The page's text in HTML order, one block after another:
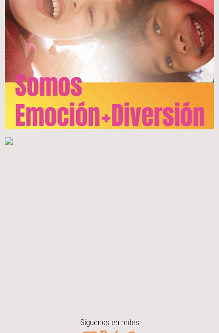
Síguenos en redes